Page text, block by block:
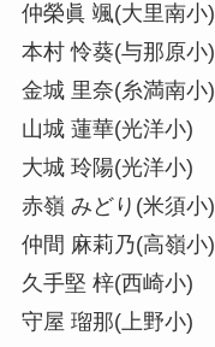
仲榮眞 颯(大里南小)
本村 怜葵(与那原小)
金城 里奈(糸満南小)
山城 蓮華(光洋小)
大城 玲陽(光洋小)
赤嶺 みどり(米須小)
仲間 麻莉乃(高嶺小)
久手堅 梓(西崎小)
守屋 瑠那(上野小)